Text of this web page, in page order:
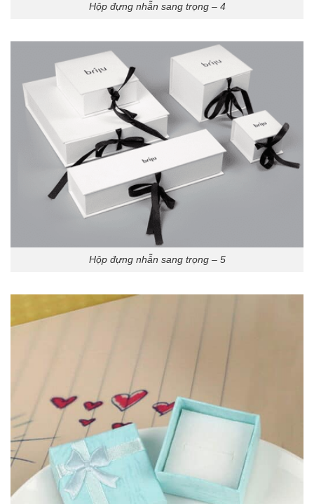
Hộp đựng nhẫn sang trọng – 4
Hộp đựng nhẫn sang trọng – 5